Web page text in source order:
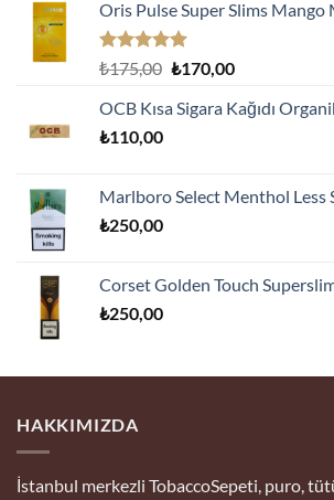
Oris Pulse Super Slims Mango
5 üzerinden
oy
aldı
₺175,00 Orijinal
₺175,00.
₺170,00Şu
fiyat:
OCB Kısa Sigara Kağıdı
₺110,00
Marlboro Select Menthol Less
₺250,00
Corset Golden Touch
₺250,00
HAKKIMIZDA
İstanbul merkezli TobaccoSepeti, puro,